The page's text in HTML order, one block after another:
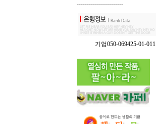
-----------------------
기업050-069425-01-011